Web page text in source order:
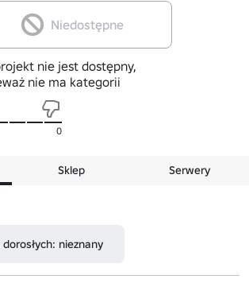
Niedostępne
nie jest dostępny,
nie ma kategorii
0
Sklep Serwery
nieznany